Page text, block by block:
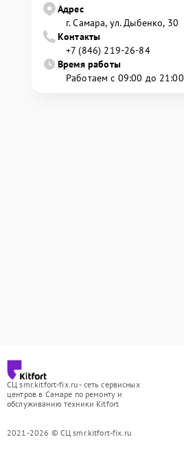
Адрес
г. Самара, ул. Дыбенко, 30
Контакты
+7 (846) 219-26-84
Время работы
Работаем с 09:00 до 21:00
СЦ smr.kitfort-fix.ru - сеть сервисных
центров в Самаре по ремонту и
обслуживанию техники Kitfort
2021-2026 © СЦ smr.kitfort-fix.ru